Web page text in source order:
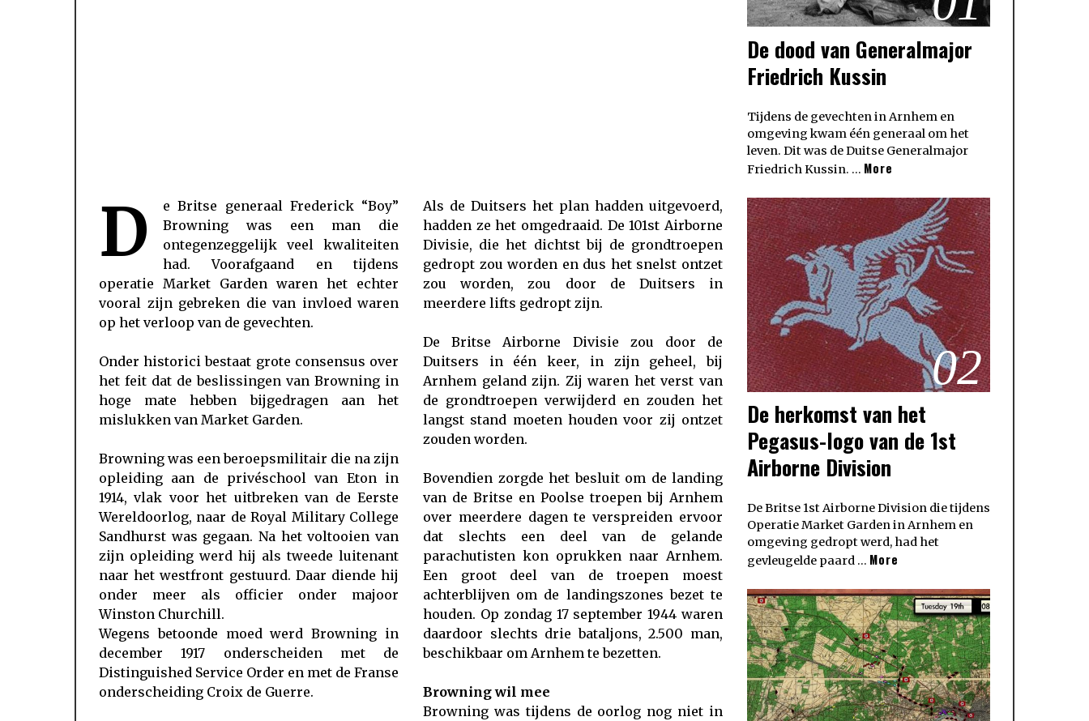
D
e Britse generaal Frederick “Boy”
Browning was een man die
ontegenzeggelijk veel kwaliteiten
had. Voorafgaand en tijdens
operatie Market Garden waren het echter
vooral zijn gebreken die van invloed waren
op het verloop van de gevechten.
Onder historici bestaat grote consensus over
het feit dat de beslissingen van Browning in
hoge mate hebben bijgedragen aan het
mislukken van Market Garden.
Browning was een beroepsmilitair die na zijn
opleiding aan de privéschool van Eton in
1914, vlak voor het uitbreken van de Eerste
Wereldoorlog, naar de Royal Military College
Sandhurst was gegaan. Na het voltooien van
zijn opleiding werd hij als tweede luitenant
naar het westfront gestuurd. Daar diende hij
onder meer als officier onder majoor
Winston Churchill.
Wegens betoonde moed werd Browning in
december 1917 onderscheiden met de
Distinguished Service Order en met de Franse
onderscheiding Croix de Guerre.
Als de Duitsers het plan hadden uitgevoerd,
hadden ze het omgedraaid. De 101st Airborne
Divisie, die het dichtst bij de grondtroepen
gedropt zou worden en dus het snelst ontzet
zou worden, zou door de Duitsers in
meerdere lifts gedropt zijn.
De Britse Airborne Divisie zou door de
Duitsers in één keer, in zijn geheel, bij
Arnhem geland zijn. Zij waren het verst van
de grondtroepen verwijderd en zouden het
langst stand moeten houden voor zij ontzet
zouden worden.
Bovendien zorgde het besluit om de landing
van de Britse en Poolse troepen bij Arnhem
over meerdere dagen te verspreiden ervoor
dat slechts een deel van de gelande
parachutisten kon oprukken naar Arnhem.
Een groot deel van de troepen moest
achterblijven om de landingszones bezet te
houden. Op zondag 17 september 1944 waren
daardoor slechts drie bataljons, 2.500 man,
beschikbaar om Arnhem te bezetten.
Browning wil mee
Browning was tijdens de oorlog nog niet in
De dood van Generalmajor
Friedrich Kussin
Tijdens de gevechten in Arnhem en
omgeving kwam één generaal om het
leven. Dit was de Duitse Generalmajor
Friedrich Kussin. … More
02
De herkomst van het
Pegasus-logo van de 1st
Airborne Division
De Britse 1st Airborne Division die tijdens
Operatie Market Garden in Arnhem en
omgeving gedropt werd, had het
gevleugelde paard … More